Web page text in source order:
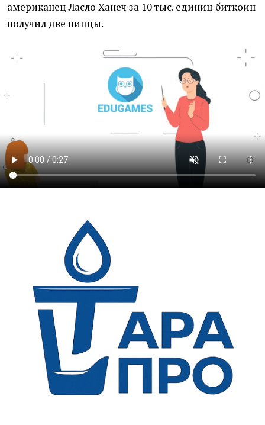
американец Ласло Ханеч за 10 тыс. единиц биткоин
получил две пиццы.